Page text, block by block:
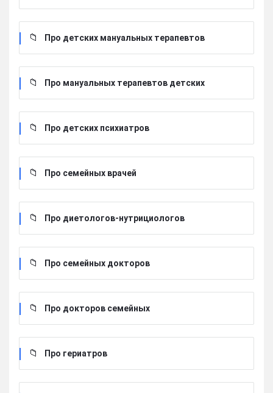
Про детских мануальных терапевтов
Про мануальных терапевтов детских
Про детских психиатров
Про семейных врачей
Про диетологов-нутрициологов
Про семейных докторов
Про докторов семейных
Про гериатров